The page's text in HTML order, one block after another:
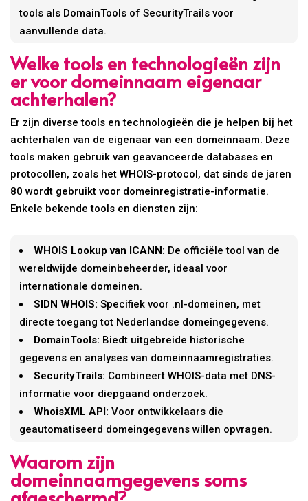
tools als DomainTools of SecurityTrails voor
aanvullende data.
Welke tools en technologieën zijn
er voor domeinnaam eigenaar
achterhalen?
Er zijn diverse tools en technologieën die je helpen bij het
achterhalen van de eigenaar van een domeinnaam. Deze
tools maken gebruik van geavanceerde databases en
protocollen, zoals het WHOIS-protocol, dat sinds de jaren
80 wordt gebruikt voor domeinregistratie-informatie.
Enkele bekende tools en diensten zijn:
WHOIS Lookup van ICANN: De officiële tool van de
wereldwijde domeinbeheerder, ideaal voor
internationale domeinen.
SIDN WHOIS: Specifiek voor .nl-domeinen, met
directe toegang tot Nederlandse domeingegevens.
DomainTools: Biedt uitgebreide historische
gegevens en analyses van domeinnaamregistraties.
SecurityTrails: Combineert WHOIS-data met DNS-
informatie voor diepgaand onderzoek.
WhoisXML API: Voor ontwikkelaars die
geautomatiseerd domeingegevens willen opvragen.
Waarom zijn
domeinnaamgegevens soms